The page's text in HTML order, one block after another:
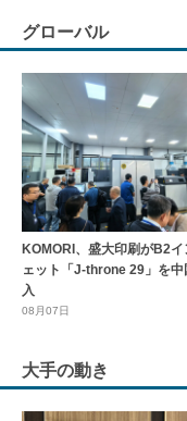
グローバル
KOMORI、盛大印刷がB2イ
ェット「J-throne 29」を中
入
08月07日
大手の動き